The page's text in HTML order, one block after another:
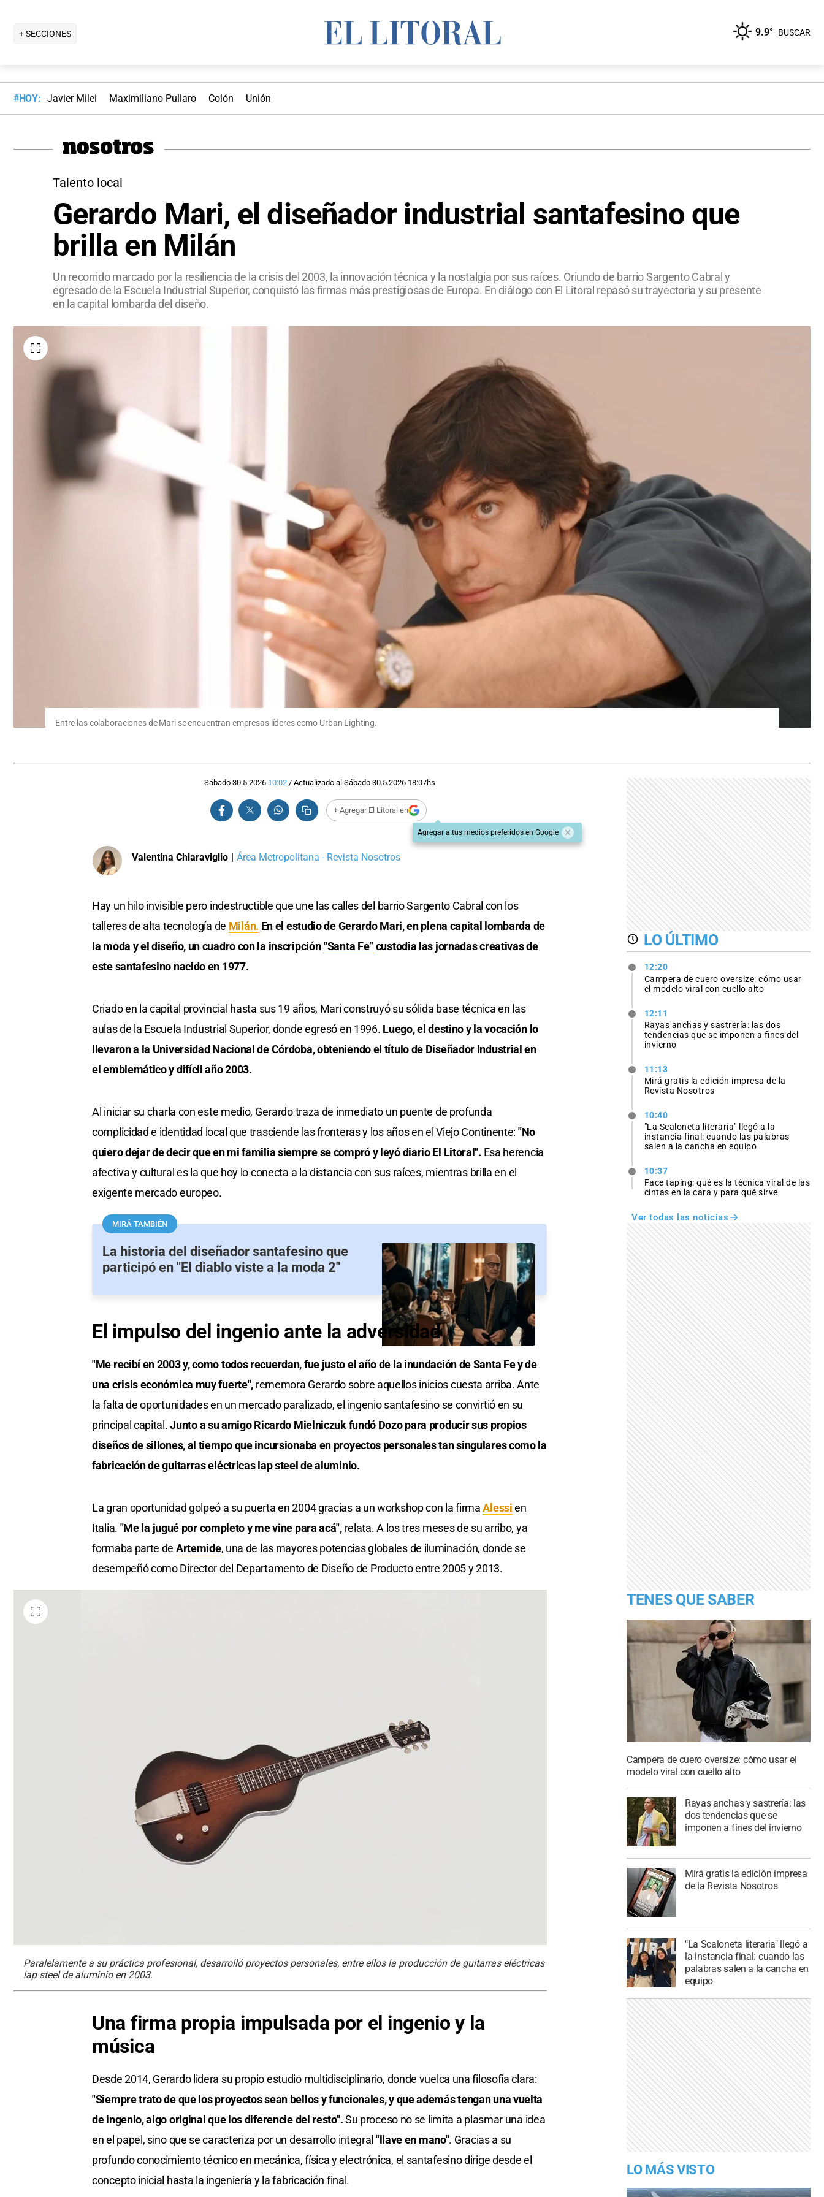
+ SECCIONES 9.9° BUSCAR
#HOY: Javier Milei Maximiliano Pullaro Colón Unión
Talento local
Gerardo Mari, el diseñador industrial santafesino que
brilla en Milán
Un recorrido marcado por la resiliencia de la crisis del 2003, la innovación técnica y la nostalgia por sus raíces. Oriundo de barrio Sargento Cabral y
egresado de la Escuela Industrial Superior, conquistó las firmas más prestigiosas de Europa. En diálogo con El Litoral repasó su trayectoria y su presente
en la capital lombarda del diseño.
Entre las colaboraciones de Mari se encuentran empresas líderes como Urban Lighting.
Sábado 30.5.2026 10:02/ Actualizado al Sábado 30.5.2026 18:07hs
+ Agregar El Litoral en
Agregar a tus medios preferidos en Google
Valentina Chiaraviglio | Área Metropolitana - Revista Nosotros
Hay un hilo invisible pero indestructible que une las calles del barrio Sargento Cabral con los
talleres de alta tecnología de Milán. En el estudio de Gerardo Mari, en plena capital lombarda de
la moda y el diseño, un cuadro con la inscripción“Santa Fe”custodia las jornadas creativas de
este santafesino nacido en 1977.
Criado en la capital provincial hasta sus 19 años, Mari construyó su sólida base técnica en las
aulas de la Escuela Industrial Superior, donde egresó en 1996. Luego, el destino y la vocación lo
llevaron a la Universidad Nacional de Córdoba, obteniendo el título de Diseñador Industrial en
el emblemático y difícil año 2003.
Al iniciar su charla con este medio, Gerardo traza de inmediato un puente de profunda
complicidad e identidad local que trasciende las fronteras y los años en el Viejo Continente: "No
quiero dejar de decir que en mi familia siempre se compró y leyó diario El Litoral". Esa herencia
afectiva y cultural es la que hoy lo conecta a la distancia con sus raíces, mientras brilla en el
exigente mercado europeo.
MIRÁ TAMBIÉN
La historia del diseñador santafesino que
participó en "El diablo viste a la moda 2"
El impulso del ingenio ante la adversidad
"Me recibí en 2003 y, como todos recuerdan, fue justo el año de la inundación de Santa Fe y de
una crisis económica muy fuerte", rememora Gerardo sobre aquellos inicios cuesta arriba. Ante
la falta de oportunidades en un mercado paralizado, el ingenio santafesino se convirtió en su
principal capital.Junto a su amigo Ricardo Mielniczuk fundó Dozo para producir sus propios
diseños de sillones, al tiempo que incursionaba en proyectos personales tan singulares como la
fabricación de guitarras eléctricas lap steel de aluminio.
La gran oportunidad golpeó a su puerta en 2004 gracias a un workshop con la firmaAlessien
Italia. "Me la jugué por completo y me vine para acá", relata. A los tres meses de su arribo, ya
formaba parte de Artemide, una de las mayores potencias globales de iluminación, donde se
desempeñó como Director del Departamento de Diseño de Producto entre 2005 y 2013.
Paralelamente a su práctica profesional, desarrolló proyectos personales, entre ellos la producción de guitarras eléctricas
lap steel de aluminio en 2003.
Una firma propia impulsada por el ingenio y la
música
Desde 2014, Gerardo lidera su propio estudio multidisciplinario, donde vuelca una filosofía clara:
"Siempre trato de que los proyectos sean bellos y funcionales, y que además tengan una vuelta
de ingenio, algo original que los diferencie del resto".Su proceso no se limita a plasmar una idea
en el papel, sino que se caracteriza por un desarrollo integral "llave en mano". Gracias a su
profundo conocimiento técnico en mecánica, física y electrónica, el santafesino dirige desde el
concepto inicial hasta la ingeniería y la fabricación final.
LO ÚLTIMO
12:20
Campera de cuero oversize: cómo usar
el modelo viral con cuello alto
12:11
Rayas anchas y sastrería: las dos
tendencias que se imponen a fines del
invierno
11:13
Mirá gratis la edición impresa de la
Revista Nosotros
10:40
"La Scaloneta literaria" llegó a la
instancia final: cuando las palabras
salen a la cancha en equipo
10:37
Face taping: qué es la técnica viral de las
cintas en la cara y para qué sirve
Ver todas las noticias
TENES QUE SABER
Campera de cuero oversize: cómo usar el
modelo viral con cuello alto
Rayas anchas y sastrería: las
dos tendencias que se
imponen a fines del invierno
Mirá gratis la edición impresa
de la Revista Nosotros
"La Scaloneta literaria" llegó a
la instancia final: cuando las
palabras salen a la cancha en
equipo
LO MÁS VISTO